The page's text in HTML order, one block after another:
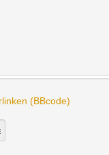
(BBcode)